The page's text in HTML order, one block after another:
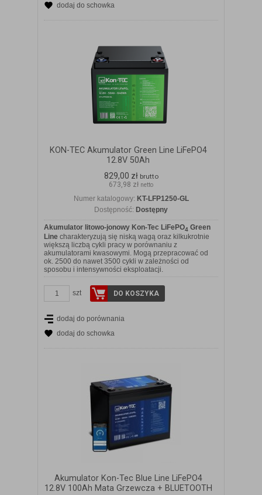
dodaj do schowka
KON-TEC Akumulator Green Line LiFePO4
12.8V 50Ah
829,00 zł brutto
673,98 zł netto
Numer katalogowy: KT-LFP1250-GL
Dostępność: Dostępny
Akumulator litowo-jonowy Kon-Tec LiFePO4 Green
Line charakteryzują się niską wagą oraz kilkukrotnie
większą liczbą cykli pracy w porównaniu z
akumulatorami kwasowymi. Mogą przepracować od
ok. 2500 do nawet 3500 cykli w zależności od
sposobu i intensywności eksploatacji.
szt DO KOSZYKA
dodaj do porównania
dodaj do schowka
Akumulator Kon-Tec Blue Line LiFePO4
12.8V 100Ah Mata Grzewcza + BLUETOOTH